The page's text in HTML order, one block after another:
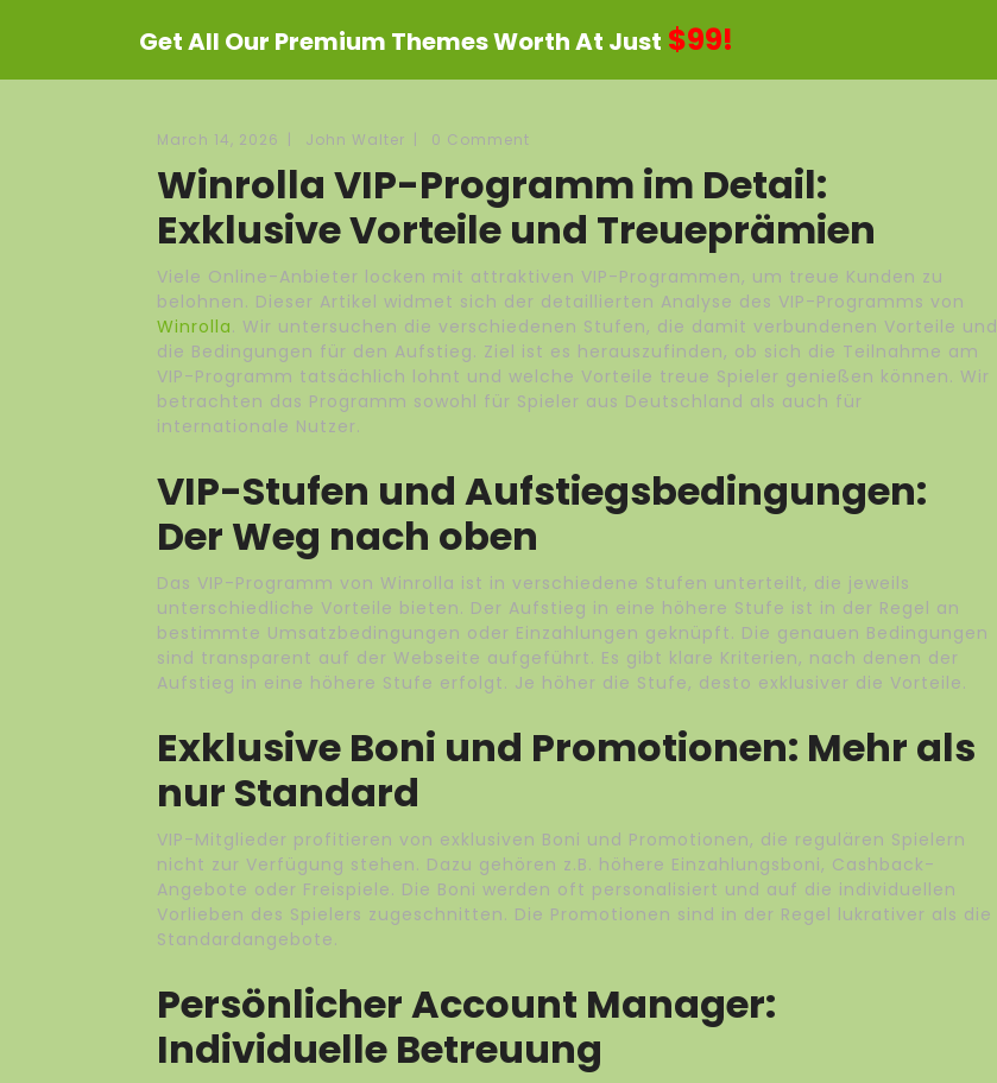
Get All Our Premium Themes Worth At Just $99!
March 14, 2026 John Walter 0 Comment
Winrolla VIP-Programm im Detail:
Exklusive Vorteile und Treueprämien
Viele Online-Anbieter locken mit attraktiven VIP-Programmen, um treue Kunden zu
belohnen. Dieser Artikel widmet sich der detaillierten Analyse des VIP-Programms von
Winrolla. Wir untersuchen die verschiedenen Stufen, die damit verbundenen Vorteile und
die Bedingungen für den Aufstieg. Ziel ist es herauszufinden, ob sich die Teilnahme am
VIP-Programm tatsächlich lohnt und welche Vorteile treue Spieler genießen können. Wir
betrachten das Programm sowohl für Spieler aus Deutschland als auch für
internationale Nutzer.
VIP-Stufen und Aufstiegsbedingungen:
Der Weg nach oben
Das VIP-Programm von Winrolla ist in verschiedene Stufen unterteilt, die jeweils
unterschiedliche Vorteile bieten. Der Aufstieg in eine höhere Stufe ist in der Regel an
bestimmte Umsatzbedingungen oder Einzahlungen geknüpft. Die genauen Bedingungen
sind transparent auf der Webseite aufgeführt. Es gibt klare Kriterien, nach denen der
Aufstieg in eine höhere Stufe erfolgt. Je höher die Stufe, desto exklusiver die Vorteile.
Exklusive Boni und Promotionen: Mehr als
nur Standard
VIP-Mitglieder profitieren von exklusiven Boni und Promotionen, die regulären Spielern
nicht zur Verfügung stehen. Dazu gehören z.B. höhere Einzahlungsboni, Cashback-
Angebote oder Freispiele. Die Boni werden oft personalisiert und auf die individuellen
Vorlieben des Spielers zugeschnitten. Die Promotionen sind in der Regel lukrativer als die
Standardangebote.
Persönlicher Account Manager:
Individuelle Betreuung